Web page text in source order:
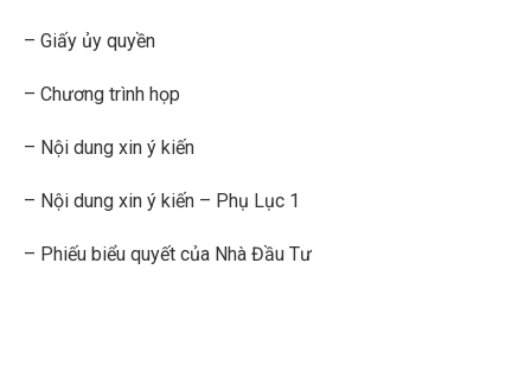
– Giấy ủy quyền
– Chương trình họp
– Nội dung xin ý kiến
– Nội dung xin ý kiến – Phụ Lục 1
– Phiếu biểu quyết của Nhà Đầu Tư